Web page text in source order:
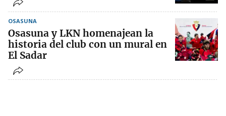
OSASUNA
Osasuna y LKN homenajean la
historia del club con un mural en
El Sadar